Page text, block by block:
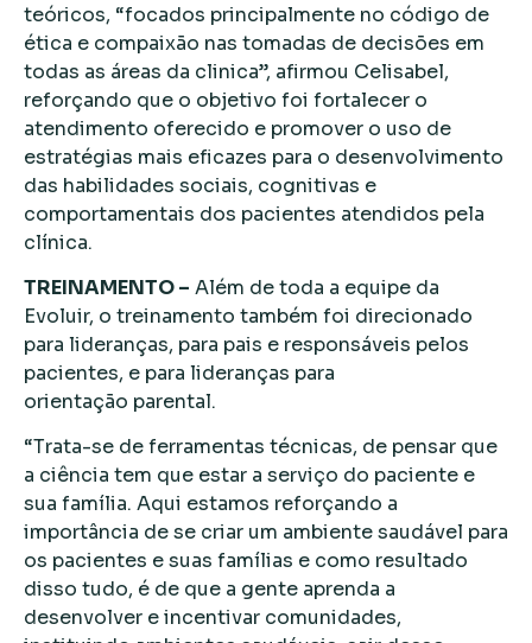
teóricos, “focados principalmente no código de
ética e compaixão nas tomadas de decisões em
todas as áreas da clinica”, afirmou Celisabel,
reforçando que o objetivo foi fortalecer o
atendimento oferecido e promover o uso de
estratégias mais eficazes para o desenvolvimento
das habilidades sociais, cognitivas e
comportamentais dos pacientes atendidos pela
clínica.
TREINAMENTO – Além de toda a equipe da
Evoluir, o treinamento também foi direcionado
para lideranças, para pais e responsáveis pelos
pacientes, e para lideranças para
orientação parental.
“Trata-se de ferramentas técnicas, de pensar que
a ciência tem que estar a serviço do paciente e
sua família. Aqui estamos reforçando a
importância de se criar um ambiente saudável para
os pacientes e suas famílias e como resultado
disso tudo, é de que a gente aprenda a
desenvolver e incentivar comunidades,